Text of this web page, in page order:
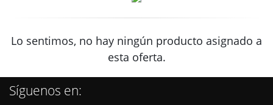
Lo sentimos, no hay ningún producto asignado a
esta oferta.
Síguenos en: